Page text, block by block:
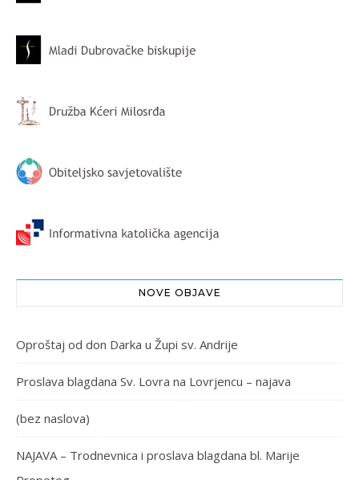
NOVE OBJAVE
Oproštaj od don Darka u Župi sv. Andrije
Proslava blagdana Sv. Lovra na Lovrjencu – najava
(bez naslova)
NAJAVA – Trodnevnica i proslava blagdana bl. Marije